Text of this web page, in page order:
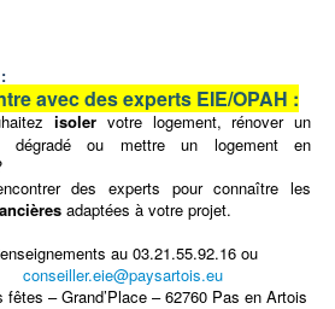
avec des experts EIE/OPAH :
isoler votre logement, rénover un
dégradé ou mettre un logement en
des experts pour connaître les
adaptées à votre projet.
au 03.21.55.92.16 ou
conseiller.eie@paysartois.eu
fêtes – Grand’Place – 62760 Pas en Artois